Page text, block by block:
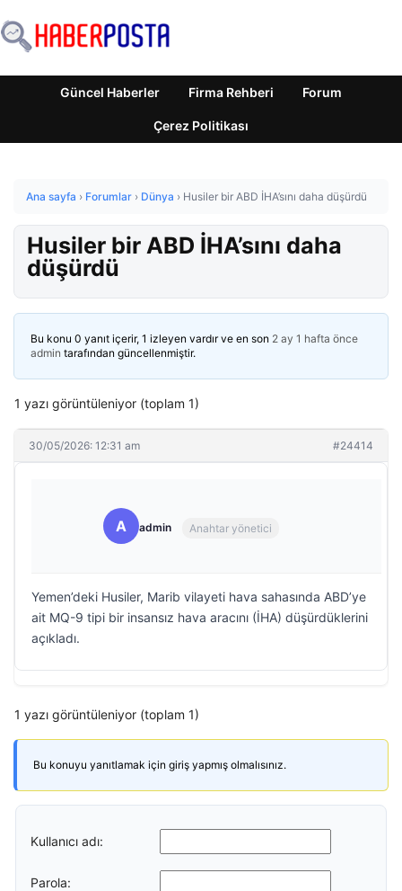
Güncel Haberler Firma Rehberi Forum
Çerez Politikası
Ana sayfa › Forumlar › Dünya › Husiler bir ABD İHA’sını daha düşürdü
Husiler bir ABD İHA’sını daha
düşürdü
Bu konu 0 yanıt içerir, 1 izleyen vardır ve en son 2 ay 1 hafta önce
admin tarafından güncellenmiştir.
1 yazı görüntüleniyor (toplam 1)
30/05/2026: 12:31 am #24414
A admin Anahtar yönetici
Yemen’deki Husiler, Marib vilayeti hava sahasında ABD’ye
ait MQ-9 tipi bir insansız hava aracını (İHA) düşürdüklerini
açıkladı.
1 yazı görüntüleniyor (toplam 1)
Bu konuyu yanıtlamak için giriş yapmış olmalısınız.
Kullanıcı adı:
Parola: